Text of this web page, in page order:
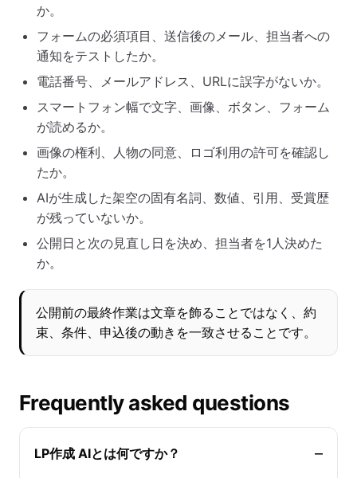
か。
フォームの必須項目、送信後のメール、担当者への
通知をテストしたか。
電話番号、メールアドレス、URLに誤字がないか。
スマートフォン幅で文字、画像、ボタン、フォーム
が読めるか。
画像の権利、人物の同意、ロゴ利用の許可を確認し
たか。
AIが生成した架空の固有名詞、数値、引用、受賞歴
が残っていないか。
公開日と次の見直し日を決め、担当者を1人決めた
か。
公開前の最終作業は文章を飾ることではなく、約
束、条件、申込後の動きを一致させることです。
Frequently asked questions
LP作成 AIとは何ですか？